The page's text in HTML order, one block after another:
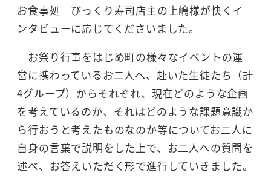
お食事処 びっくり寿司店主の上嶋様が快くイ
ンタビューに応じてくださいました。
お祭り行事をはじめ町の様々なイベントの運
営に携わっているお二人へ、赴いた生徒たち（計
4グループ）からそれぞれ、現在どのような企画
を考えているのか、それはどのような課題意識か
ら行おうと考えたものなのか等についてお二人に
自身の言葉で説明をした上で、お二人への質問を
述べ、お答えいただく形で進行していきました。